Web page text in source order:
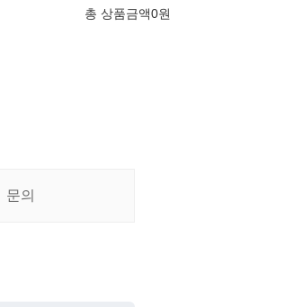
총 상품금액0원
문의